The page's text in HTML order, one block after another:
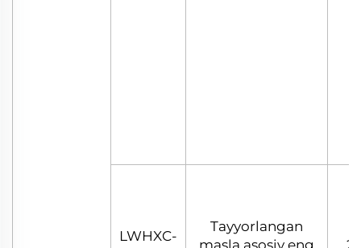
LWHXC-
Tayyorlangan
masla asosiy eng